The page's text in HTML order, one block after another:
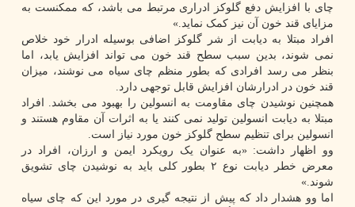
چای با افزایش دفع گلوکز ادراری مرتبط می باشد، که ممکنست به
مزایای قند خون آن نیز کمک نماید.»
افراد مبتلا به دیابت از شر گلوکز اضافی بوسیله ادرار خود خلاص
نمی شوند، بدین سبب سطح قند خون می تواند افزایش یابد، اما
بنظر می رسد افرادی که بطور منظم چای سیاه می نوشند، میزان
قند خون در ادرارشان افزایش قابل توجهی دارد.
همچنین نوشیدن چای مقاومت به انسولین را بهبود می بخشد. افراد
مبتلا به دیابت انسولین تولید نمی کنند یا به اثرات آن مقاوم هستند و
انسولین برای تنظیم سطح گلوکز خون مورد نیاز است.
وو اظهار داشت: «به عنوان یک رویکرد ایمن و ارزان، افراد در
معرض خطر دیابت نوع ۲ بطور کلی باید به نوشیدن چای تشویق
شوند.»
اما وو هشدار داد که پیش از نتیجه گیری در مورد این که چای سیاه